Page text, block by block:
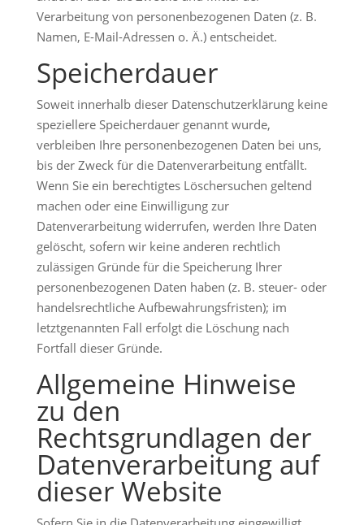
Verarbeitung von personenbezogenen Daten (z. B.
Namen, E-Mail-Adressen o. Ä.) entscheidet.
Speicherdauer
Soweit innerhalb dieser Datenschutzerklärung keine
speziellere Speicherdauer genannt wurde,
verbleiben Ihre personenbezogenen Daten bei uns,
bis der Zweck für die Datenverarbeitung entfällt.
Wenn Sie ein berechtigtes Löschersuchen geltend
machen oder eine Einwilligung zur
Datenverarbeitung widerrufen, werden Ihre Daten
gelöscht, sofern wir keine anderen rechtlich
zulässigen Gründe für die Speicherung Ihrer
personenbezogenen Daten haben (z. B. steuer- oder
handelsrechtliche Aufbewahrungsfristen); im
letztgenannten Fall erfolgt die Löschung nach
Fortfall dieser Gründe.
Allgemeine Hinweise
zu den
Rechtsgrundlagen der
Datenverarbeitung auf
dieser Website